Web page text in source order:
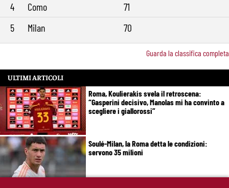
4
Como
71
5
Milan 70
Guarda la classifica completa
ULTIMI ARTICOLI
Roma, Koulierakis svela il retroscena:
“Gasperini decisivo, Manolas mi ha convinto a
scegliere i giallorossi”
Soulé-Milan, la Roma detta le condizioni:
servono 35 milioni